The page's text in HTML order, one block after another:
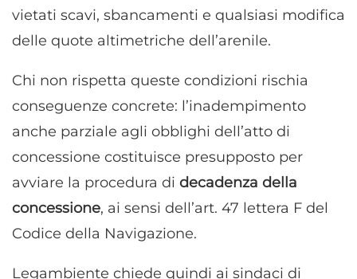
vietati scavi, sbancamenti e qualsiasi modifica
delle quote altimetriche dell’arenile.
Chi non rispetta queste condizioni rischia
conseguenze concrete: l’inadempimento
anche parziale agli obblighi dell’atto di
concessione costituisce presupposto per
avviare la procedura di decadenza della
concessione, ai sensi dell’art. 47 lettera F del
Codice della Navigazione.
Legambiente chiede quindi ai sindaci di